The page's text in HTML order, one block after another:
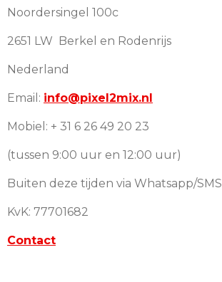
Noordersingel 100c
2651 LW Berkel en Rodenrijs
Nederland
Email: info@pixel2mix.nl
Mobiel: + 31 6 26 49 20 23
(tussen 9:00 uur en 12:00 uur)
Buiten deze tijden via Whatsapp/SMS
KvK: 77701682
Contact